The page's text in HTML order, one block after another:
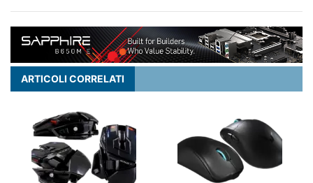
ARTICOLI CORRELATI